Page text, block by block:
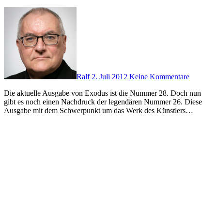
Ralf2. Juli 2012 Keine Kommentare
Die aktuelle Ausgabe von Exodus ist die Nummer 28. Doch nun
gibt es noch einen Nachdruck der legendären Nummer 26. Diese
Ausgabe mit dem Schwerpunkt um das Werk des Künstlers…